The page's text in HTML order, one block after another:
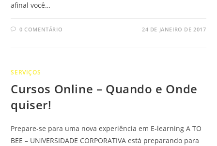
afinal você…
0 COMENTÁRIO 24 DE JANEIRO DE 2017
SERVIÇOS
Cursos Online – Quando e Onde
quiser!
Prepare-se para uma nova experiência em E-learning A TO
BEE – UNIVERSIDADE CORPORATIVA está preparando para